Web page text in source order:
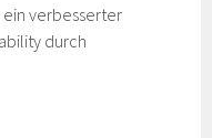
ein verbesserter
durch